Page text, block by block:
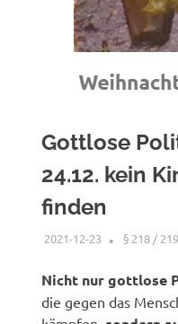
Gottlose
24.12. kein
finden
2021-12-23 XX
§ 218 /
Nicht nur gottlose
die gegen das